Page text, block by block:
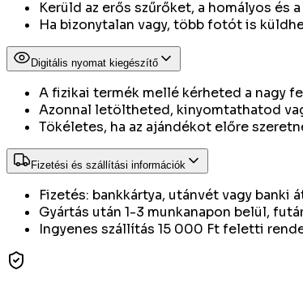
Kerüld az erős szűrőket, a homályos és
Ha bizonytalan vagy, több fotót is
Digitális nyomat kiegészítő
A fizikai termék mellé kérheted a nagy
Azonnal letöltheted, kinyomtathatod
Tökéletes, ha az ajándékot előre
Fizetési és szállítási információk
Fizetés: bankkártya, utánvét vagy banki
Gyártás után 1-3 munkanapon belül,
Ingyenes szállítás 15 000 Ft feletti